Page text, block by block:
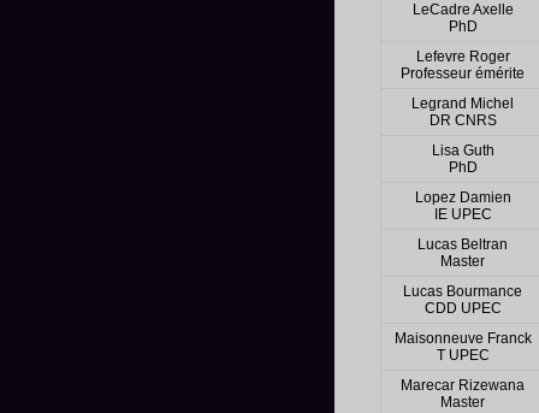
LeCadre Axelle
PhD
Lefevre Roger
Professeur émérite
Legrand Michel
DR CNRS
Lisa Guth
PhD
Lopez Damien
IE UPEC
Lucas Beltran
Master
Lucas Bourmance
CDD UPEC
Maisonneuve Franck
T UPEC
Marecar Rizewana
Master